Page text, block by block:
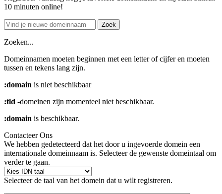
10 minuten online!
Zoek
Zoeken...
Domeinnamen moeten beginnen met een letter of cijferen moeten
tussen en tekens lang zijn.
:domain is niet beschikbaar
:tld -domeinen zijn momenteel niet beschikbaar.
:domain is beschikbaar.
Contacteer Ons
We hebben gedetecteerd dat het door u ingevoerde domein een
internationale domeinnaam is. Selecteer de gewenste domeintaal om
verder te gaan.
Selecteer de taal van het domein dat u wilt registreren.